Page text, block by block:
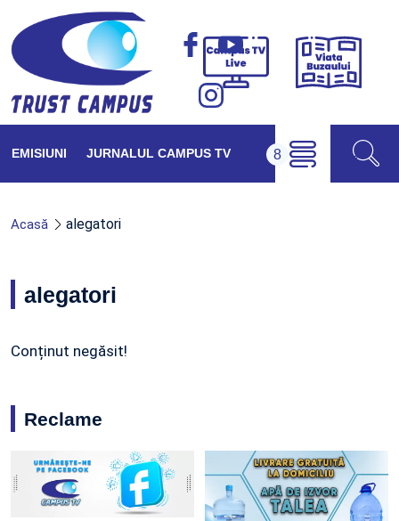
Campus
Viața
EMISIUNI JURNALUL CAMPUS TV
Acasă alegatori
alegatori
Conținut negăsit!
Reclame